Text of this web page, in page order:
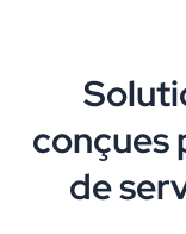
conçues
de